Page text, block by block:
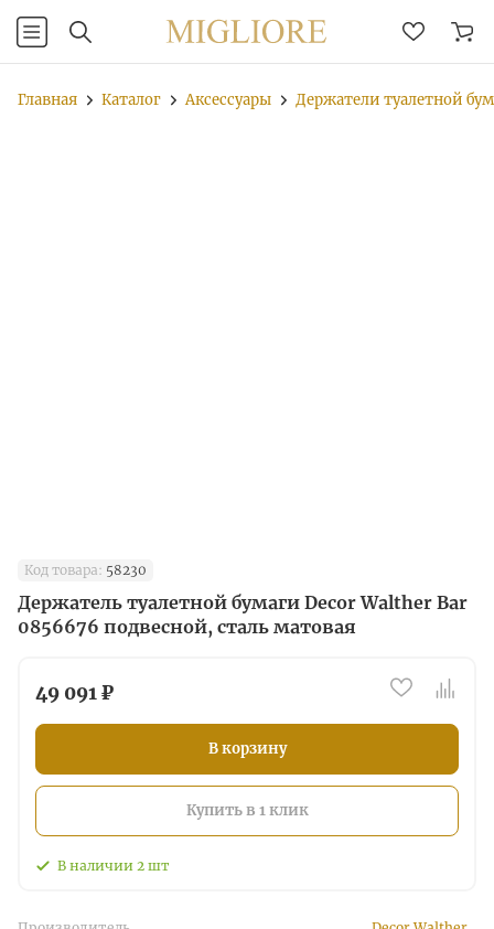
Главная Каталог Аксессуары Держатели туалетной
Код товара: 58230
Держатель туалетной бумаги Decor Walther Bar
0856676 подвесной, сталь матовая
49 091 ₽
В корзину
Купить в 1 клик
В наличии 2 шт